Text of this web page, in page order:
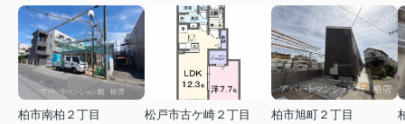
柏市南柏２丁目
松戸市古ケ崎２丁目
柏市旭町２丁目